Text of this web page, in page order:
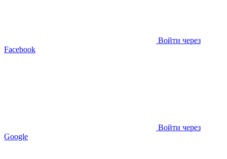
Войти через
Facebook
Войти через
Google